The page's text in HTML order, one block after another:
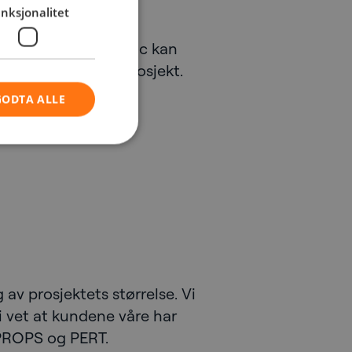
på land. NetNordic kan
opp et helt prosjekt.
av prosjektets størrelse. Vi
at kundene våre har
og PERT.
ALLE